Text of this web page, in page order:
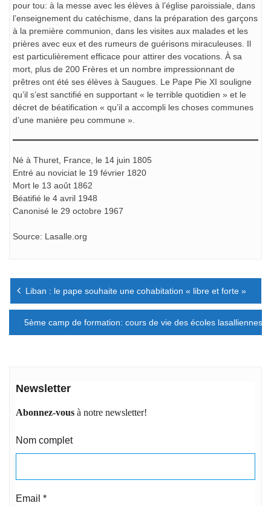
pour tou: à la messe avec les élèves à l’église paroissiale, dans
l’enseignement du catéchisme, dans la préparation des garçons
à la première communion, dans les visites aux malades et les
prières avec eux et des rumeurs de guérisons miraculeuses. Il
est particulièrement efficace pour attirer des vocations. À sa
mort, plus de 200 Frères et un nombre impressionnant de
prêtres ont été ses élèves à Saugues. Le Pape Pie XI souligne
qu’il s’est sanctifié en supportant « le terrible quotidien » et le
décret de béatification « qu’il a accompli les choses communes
d’une manière peu commune ».
Né à Thuret, France, le 14 juin 1805
Entré au noviciat le 19 février 1820
Mort le 13 août 1862
Béatifié le 4 avril 1948
Canonisé le 29 octobre 1967
Source: Lasalle.org
Navigation
l’article
Liban : le pape souhaite une cohabitation « libre et forte »
5ème camp de formation: cours de vie des écoles lasalliennes
Newsletter
Abonnez-vous à notre newsletter!
Nom complet
Email *